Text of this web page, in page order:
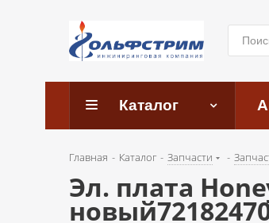
Каталог
Главная - Каталог - Запчасти -
Эл. плата